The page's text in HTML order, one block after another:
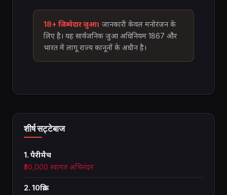
18+ जिम्मेदार जुआ। जानकारी केवल मनोरंजन के
लिए है। यह सार्वजनिक जुआ अधिनियम 1867 और
भारत में लागू राज्य कानूनों के अधीन है।
शीर्ष सट्टेबाज
1. पैरीमैच
₹30,000 स्वागत अभिनंदन
2. 10क्रिक